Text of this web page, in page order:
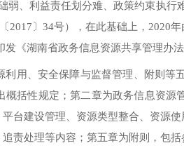
、利益责任划分难、政策约束执行
2017〕34号），在此基础上，2020
《湖南省政务信息资源共享管理办
利用、安全保障与监督管理、附则等
括性规定；第二章为政务信息资
台建设管理、资源类型整合、资源
责处理等内容；第五章为附则，包括